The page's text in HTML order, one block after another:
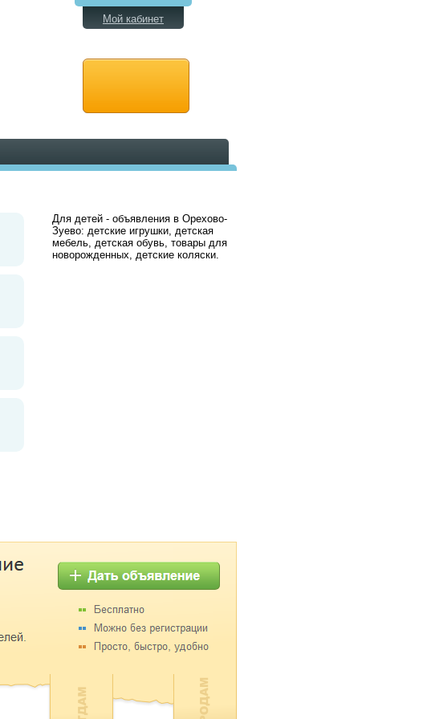
Мой кабинет
Для детей - объявления в Орехово-
Зуево: детские игрушки, детская
мебель, детская обувь, товары для
новорожденных, детские коляски.